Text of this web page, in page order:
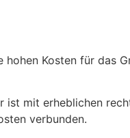
Kosten für das
ist mit erheblichen
verbunden.